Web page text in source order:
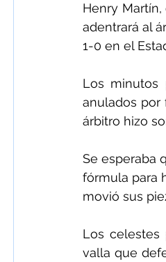
Henry
adentrará al
1-0 en el
Los minutos
anulados por
árbitro hizo
Se esperaba
fórmula para
movió sus
Los
valla que